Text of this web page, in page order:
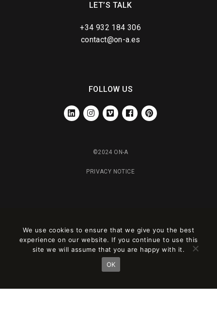
LET’S TALK
+34 932 184 306
contact@on-a.es
FOLLOW US
LINKEDININSTAGRAM
VIMEO FACEBOOKPINTEREST
©2024 ON-A
PRIVACY NOTICE
como sitio de desarrollo. Cambia a una
clave de sitio de producción en
We use cookies to ensure that we give you the best
experience on our website. If you continue to use this
site we will assume that you are happy with it.
OK